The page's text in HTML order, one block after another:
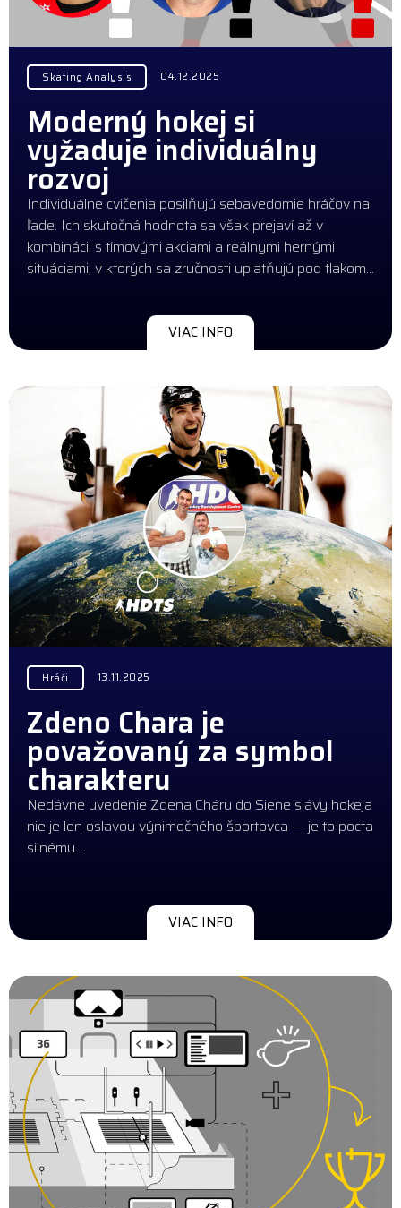
Skating Analysis 04.12.2025
Moderný hokej si
vyžaduje individuálny
rozvoj
Individuálne cvičenia posilňujú sebavedomie hráčov na
ľade. Ich skutočná hodnota sa však prejaví až v
kombinácii s tímovými akciami a reálnymi hernými
situáciami, v ktorých sa zručnosti uplatňujú pod tlakom…
VIAC INFO
Hráči 13.11.2025
Zdeno Chara je
považovaný za symbol
charakteru
Nedávne uvedenie Zdena Cháru do Siene slávy hokeja
nie je len oslavou výnimočného športovca — je to pocta
silnému…
VIAC INFO